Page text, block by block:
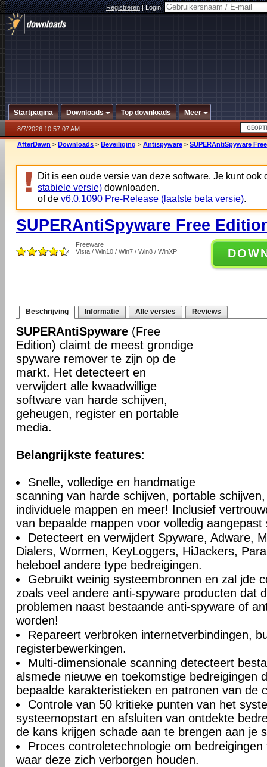
Registreren|Login:
Startpagina Downloads Top downloads Meer
8/7/2026 10:57:07 AM
AfterDawn > Downloads > Beveiliging > Antispyware > SUPERAntiSpyware
Dit is een oude versie van deze software. Je kunt ook
stabiele versie) downloaden.
of de v6.0.1090 Pre-Release (laatste beta versie).
SUPERAntiSpyware Free
Freeware
Vista / Win10 / Win7 / Win8 / WinXP
Beschrijving Informatie Alle versies Reviews
SUPERAntiSpyware (Free
Edition) claimt de meest grondige
spyware remover te zijn op de
markt. Het detecteert en
verwijdert alle kwaadwillige
software van harde schijven,
geheugen, register en portable
media.
Belangrijkste features:
Snelle, volledige en handmatige
scanning van harde schijven, portable
individuele mappen en meer! Inclusief
van bepaalde mappen voor volledig aangepast
Detecteert en verwijdert Spyware, Adware,
Dialers, Wormen, KeyLoggers, HiJackers,
heleboel andere type bedreigingen.
Gebruikt weinig systeembronnen en zal jde
zoals veel andere anti-spyware producten dat
problemen naast bestaande anti-spyware of
worden!
Repareert verbroken internetverbindingen,
registerbewerkingen.
Multi-dimensionale scanning detecteert
alsmede nieuwe en toekomstige bedreigingen
bepaalde karakteristieken en patronen van de
Controle van 50 kritieke punten van het
systeemopstart en afsluiten van ontdekte
de kans krijgen schade aan te brengen aan je
Proces controletechnologie om
waar deze zich verborgen houden.